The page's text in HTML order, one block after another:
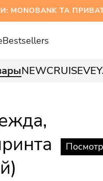
ТА
Bestsellers
NEWCRUISE